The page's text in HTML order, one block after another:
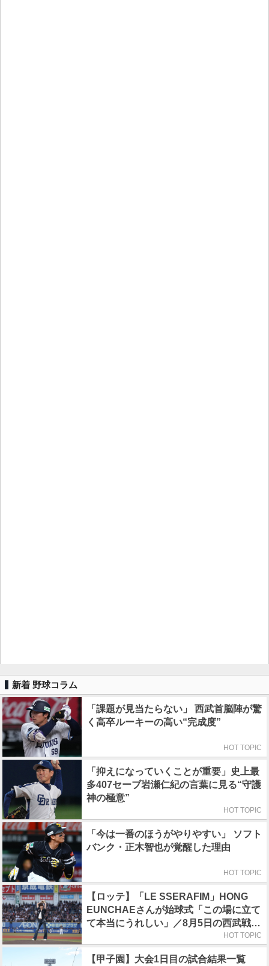
新着 野球コラム
「課題が見当たらない」 西武首脳陣が驚
く高卒ルーキーの高い“完成度”
HOT TOPIC
「抑えになっていくことが重要」史上最
多407セーブ岩瀬仁紀の言葉に見る“守護
神の極意”
HOT TOPIC
「今は一番のほうがやりやすい」 ソフト
バンク・正木智也が覚醒した理由
HOT TOPIC
【ロッテ】「LE SSERAFIM」HONG
EUNCHAEさんが始球式「この場に立て
て本当にうれしい」／8月5日の西武戦
HOT TOPIC
【甲子園】大会1日目の試合結果一覧